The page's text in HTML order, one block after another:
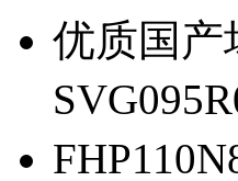
优质国产